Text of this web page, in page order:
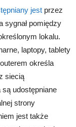
jest przez
sygnał pomiędzy
lokalu.
laptopy, tablety
określa
siecią
udostępniane
strony
jest także